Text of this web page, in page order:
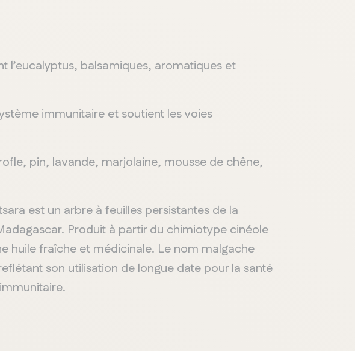
l’eucalyptus, balsamiques, aromatiques et
immunitaire et soutient les voies
pin, lavande, marjolaine, mousse de chêne,
est un arbre à feuilles persistantes de la
Produit à partir du chimiotype cinéole
huile fraîche et médicinale. Le nom malgache
son utilisation de longue date pour la santé